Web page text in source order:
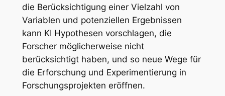
die Berücksichtigung einer Vielzahl von
Variablen und potenziellen Ergebnissen
kann KI Hypothesen vorschlagen, die
Forscher möglicherweise nicht
berücksichtigt haben, und so neue Wege für
die Erforschung und Experimentierung in
Forschungsprojekten eröffnen.